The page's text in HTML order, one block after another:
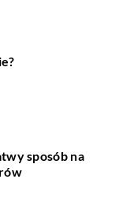
sposób na